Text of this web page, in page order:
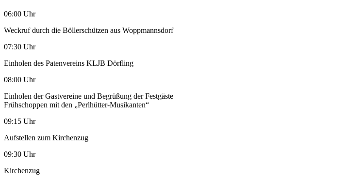
06:00 Uhr
Weckruf durch die Böllerschützen aus Woppmannsdorf
07:30 Uhr
Einholen des Patenvereins KLJB Dörfling
08:00 Uhr
Einholen der Gastvereine und Begrüßung der Festgäste
Frühschoppen mit den „Perlhütter-Musikanten“
09:15 Uhr
Aufstellen zum Kirchenzug
09:30 Uhr
Kirchenzug